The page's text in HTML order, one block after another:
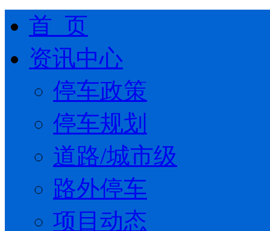
首 页
资讯中心
停车政策
停车规划
道路/城市级
路外停车
项目动态